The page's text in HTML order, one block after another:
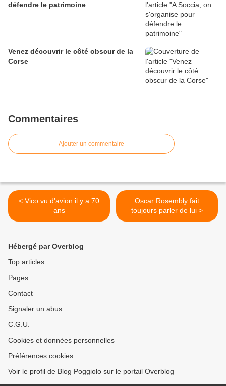
défendre le patrimoine
Venez découvrir le côté obscur de la
Corse
Commentaires
Ajouter un commentaire
< Vico vu d'avion il y a 70
ans
Oscar Rosembly fait
toujours parler de lui >
Hébergé par Overblog
Top articles
Pages
Contact
Signaler un abus
C.G.U.
Cookies et données personnelles
Préférences cookies
Voir le profil de Blog Poggiolo sur le portail Overblog